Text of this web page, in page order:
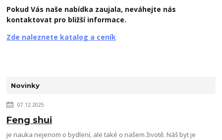
Novinky
07.12.2025
Feng shui
je nauka nejenom o bydlení, ale také o našem životě. Náš byt je
Pokud Vás naše nabídka zaujala, neváhejte nás
kontaktovat pro bližší informace.
Zde naleznete katalog a ceník